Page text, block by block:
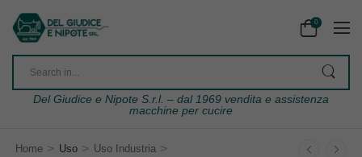
0
Del Giudice e Nipote S.r.l. – dal 1969 vendita e assistenza
macchine per cucire
Home > Uso > Uso Industria >